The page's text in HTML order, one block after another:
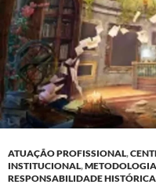
ATUAÇÃO PROFISSIONAL,
INSTITUCIONAL,METODOLOGIA
RESPONSABILIDADE HISTÓRICA